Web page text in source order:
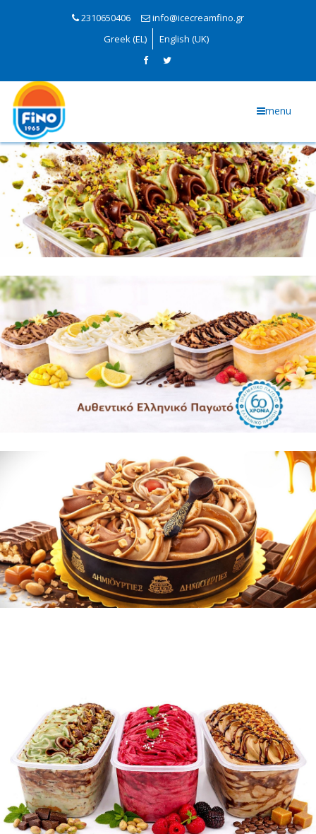
2310650406
info@icecreamfino.gr
Greek (EL)
English (UK)
menu